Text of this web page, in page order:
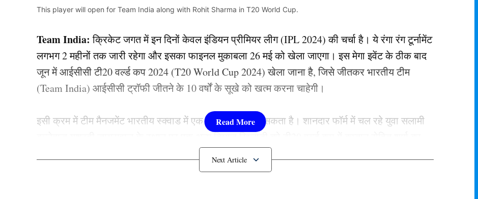
This player will open for Team India along with Rohit Sharma in T20 World Cup.
Team India: क्रिकेट जगत में इन दिनों केवल इंडियन प्रीमियर लीग (IPL 2024) की चर्चा है। ये रंगा रंग टूर्नामेंट
लगभग 2 महीनों तक जारी रहेगा और इसका फाइनल मुकाबला 26 मई को खेला जाएगा। इस मेगा इवेंट के ठीक बाद
जून में आईसीसी टी20 वर्ल्ड कप 2024 (T20 World Cup 2024) खेला जाना है, जिसे जीतकर भारतीय टीम
(Team India) आईसीसी ट्रॉफी जीतने के 10 वर्षों के सूखे को खत्म करना चाहेगी।
इसी क्रम में टीम मैनजमेंट भारतीय स्क्वाड में एक बड़ा बदलाव कर सकता है। शानदार फॉर्म में चल रहे युवा सलामी
बल्लेबाज यशस्वी जायसवाल के स्थान पर एक अन्य दिग्गज खिलाड़ी को टी20 वर्ल्ड कप में कप्तान रोहित शर्मा का